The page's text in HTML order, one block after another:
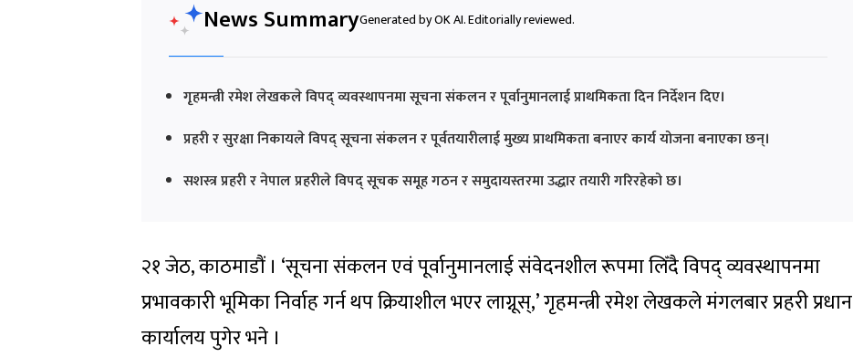
News SummaryGenerated by OK AI. Editorially reviewed.
गृहमन्त्री रमेश लेखकले विपद् व्यवस्थापनमा सूचना संकलन र पूर्वानुमानलाई प्राथमिकता दिन निर्देशन दिए।
प्रहरी र सुरक्षा निकायले विपद् सूचना संकलन र पूर्वतयारीलाई मुख्य प्राथमिकता बनाएर कार्य योजना बनाएका छन्।
सशस्त्र प्रहरी र नेपाल प्रहरीले विपद् सूचक समूह गठन र समुदायस्तरमा उद्धार तयारी गरिरहेको छ।
२१ जेठ, काठमाडौं । ‘सूचना संकलन एव‌ं पूर्वानुमानलाई संवेदनशील रूपमा लिँदै विपद् व्यवस्थापनमा
प्रभावकारी भूमिका निर्वाह गर्न थप क्रियाशील भएर लाग्नूस्,’ गृहमन्त्री रमेश लेखकले मंगलबार प्रहरी प्रधान
कार्यालय पुगेर भने ।